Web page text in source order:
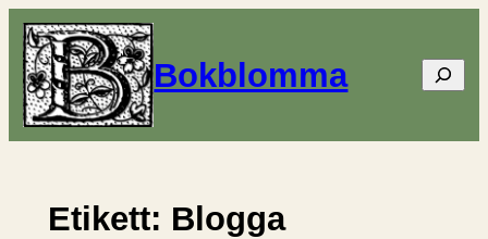
Hoppa
till
innehåll
Bokblomma Sök
Etikett: Blogga